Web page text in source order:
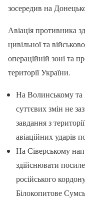
зосередив на
Авіація противника
цивільної та
операційній зоні та
території України.
На Волинському та
суттєвих змін не
завдання з
авіаційних ударів
На Сіверському
здійснювати
російського
Білокопитове